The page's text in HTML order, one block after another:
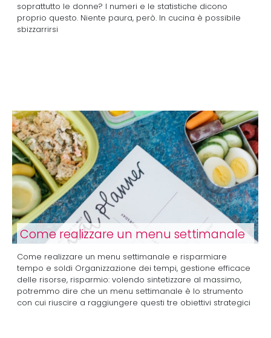
soprattutto le donne? I numeri e le statistiche dicono
proprio questo. Niente paura, però. In cucina è possibile
sbizzarrirsi
Come realizzare un menu settimanale
Come realizzare un menu settimanale e risparmiare
tempo e soldi Organizzazione dei tempi, gestione efficace
delle risorse, risparmio: volendo sintetizzare al massimo,
potremmo dire che un menu settimanale è lo strumento
con cui riuscire a raggiungere questi tre obiettivi strategici